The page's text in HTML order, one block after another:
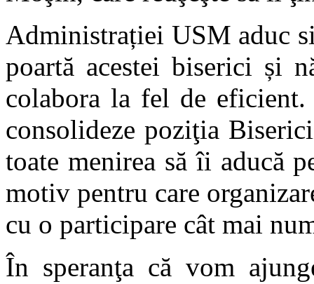
Administrației USM aduc
poartă acestei biserici și
colabora la fel de eficient.
consolideze poziţia
toate menirea să îi aducă
motiv pentru care
cu o participare cât mai
În speranţa că vom